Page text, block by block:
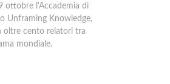
ottobre l'Accademia di
Unframing Knowledge,
oltre cento relatori tra
mondiale.